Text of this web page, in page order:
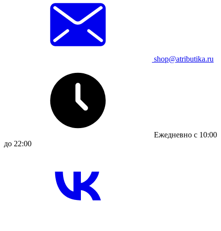
shop@atributika.ru
Ежедневно с 10:00
до 22:00